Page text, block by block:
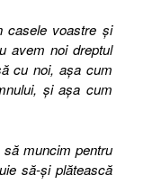
casele voastre și
avem noi dreptul
cu noi, așa cum
și așa cum
să muncim pentru
să-și plătească